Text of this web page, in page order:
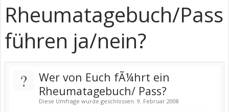
Rheumatagebuch/Pass
führen ja/nein?
?
Wer von Euch fÃ¼hrt ein
Rheumatagebuch/ Pass?
Diese Umfrage wurde geschlossen: 9. Februar 2008